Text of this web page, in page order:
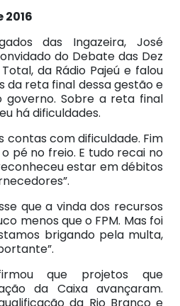
2016
das Ingazeira, José
do Debate das Dez
da Rádio Pajeú e falou
da reta final dessa gestão e
Sobre a reta final
há dificuldades.
contas com dificuldade. Fim
pé no freio. E tudo recai no
estar em débitos
que a vinda dos recursos
menos que o FPM. Mas foi
brigando pela multa,
que projetos que
da Caixa avançaram.
da Rio Branco e